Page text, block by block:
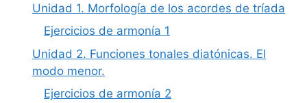
Unidad 1. Morfología de los acordes de tríada
Ejercicios de armonía 1
Unidad 2. Funciones tonales diatónicas. El
modo menor.
Ejercicios de armonía 2